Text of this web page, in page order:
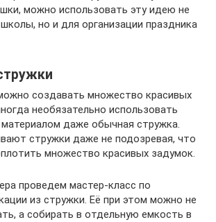
можно использовать эту идею не
но и для организации праздника
создавать множество красивых
необязательно использовать
даже обычная стружка.
стружки даже не подозревая, что
множество красивых задумок.
проведем мастер-класс по
из стружки. Её при этом можно не
а собирать в отдельную емкость в